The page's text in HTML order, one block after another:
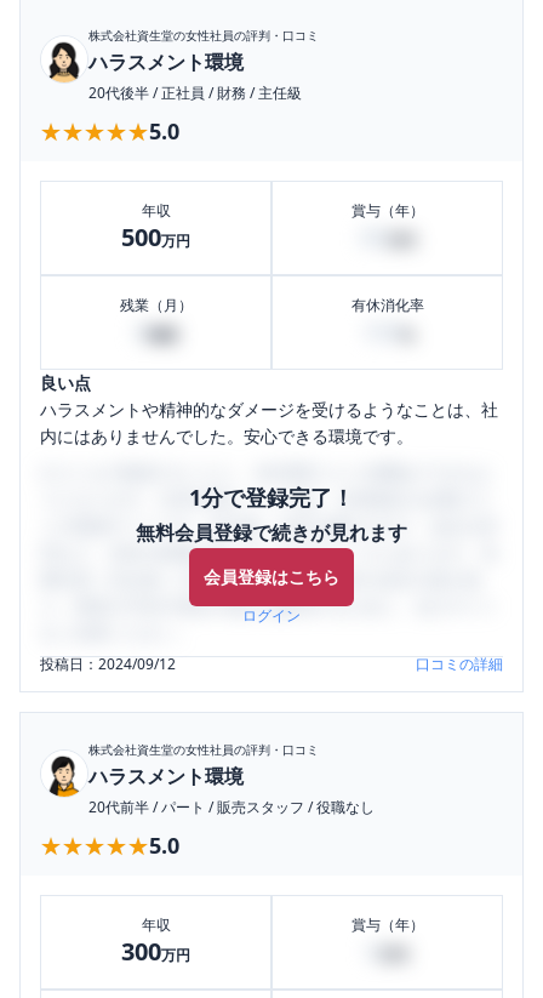
株式会社資生堂の女性社員の評判・口コミ
ハラスメント環境
20代後半/正社員 /財務 /主任級
★★★★★
★★★★★5.0
年収
500万円
賞与（年）
残業（月） 有休消化率
良い点
ハラスメントや精神的なダメージを受けるようなことは、社
内にはありませんでした。安心できる環境です。
1分で登録完了！
無料会員登録で続きが見れます
会員登録はこちら
ログイン
うになります。SHEHUB(シーハブ)は、女性限定の企業口コ
ミの投稿サイトです。給与面・女性の働きやすさ・会社の評
判など、女性の転職は気にすべき点がたくさんあります。先
輩社員（元社員）の口コミを通して、本当の会社の姿を知
り、将来の不安や現在の悩みを解消するために、ぜひサイト
投稿日：2024/09/12 口コミの詳細
株式会社資生堂の女性社員の評判・口コミ
ハラスメント環境
20代前半/パート /販売スタッフ /役職なし
★★★★★
★★★★★5.0
年収
300万円
賞与（年）